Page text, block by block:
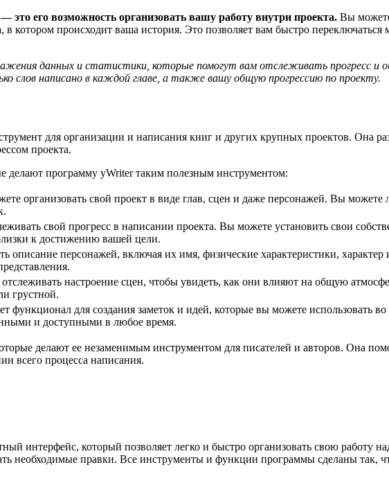
его возможность организовать вашу работу внутри проекта. Вы
котором происходит ваша история. Это позволяет вам быстро
данных и статистики, которые помогут вам отслеживать прогресс и
слов написано в каждой главе, а также вашу общую прогрессию по проекту.
для организации и написания книг и других крупных проектов. Она
проекта.
делают программу yWriter таким полезным инструментом:
организовать свой проект в виде глав, сцен и даже персонажей. Вы можете
свой прогресс в написании проекта. Вы можете установить свои
к достижению вашей цели.
описание персонажей, включая их имя, физические характеристики,
настроение сцен, чтобы увидеть, как они влияют на общую
грустной.
функционал для создания заметок и идей, которые вы можете использовать
и доступными в любое время.
делают ее незаменимым инструментом для писателей и авторов. Она
всего процесса написания.
интерфейс, который позволяет легко и быстро организовать свою работу
необходимые правки. Все инструменты и функции программы сделаны так,